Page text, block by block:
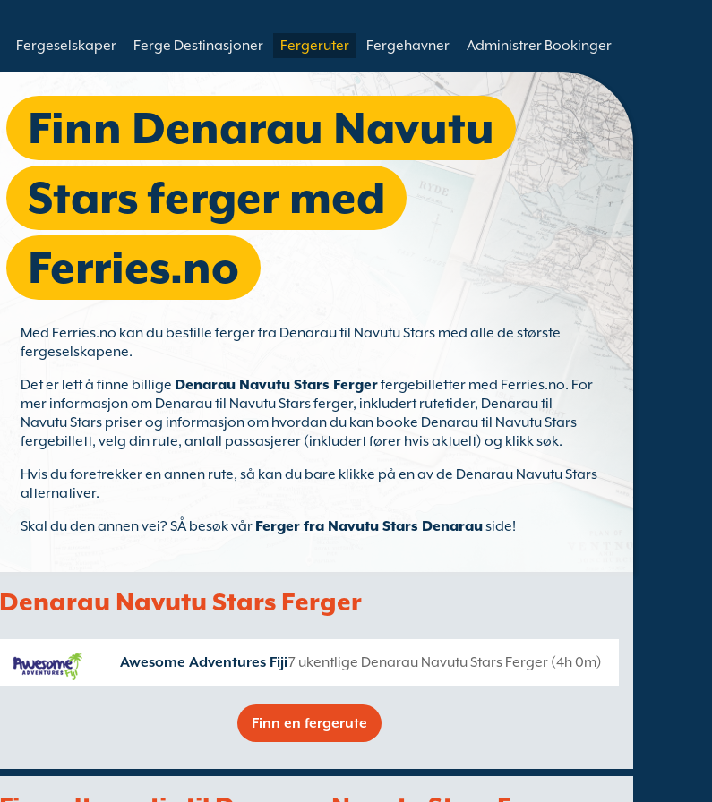
Fergeselskaper Ferge Destinasjoner Fergeruter Fergehavner Administrer Bookinger
Finn Denarau Navutu
Stars ferger med
Ferries.no
Med Ferries.no kan du bestille ferger fra Denarau til Navutu Stars med alle de største
fergeselskapene.
Det er lett å finne billige Denarau Navutu Stars Fergerfergebilletter med Ferries.no. For
mer informasjon om Denarau til Navutu Stars ferger, inkludert rutetider, Denarau til
Navutu Stars priser og informasjon om hvordan du kan booke Denarau til Navutu Stars
fergebillett, velg din rute, antall passasjerer (inkludert fører hvis aktuelt) og klikk søk.
Hvis du foretrekker en annen rute, så kan du bare klikke på en av de Denarau Navutu Stars
alternativer.
Skal du den annen vei? SÅ besøk vår Ferger fra Navutu Stars Denarauside!
Denarau Navutu Stars Ferger
Awesome Adventures Fiji7 ukentlige Denarau Navutu Stars Ferger (4h 0m)
Finn en fergerute